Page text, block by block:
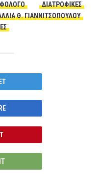
ΔΙΑΤΡΟΦΙΚΈΣ
Θ. ΓΙΑΝΝΙΤΣΟΠΟΎΛΟΥ